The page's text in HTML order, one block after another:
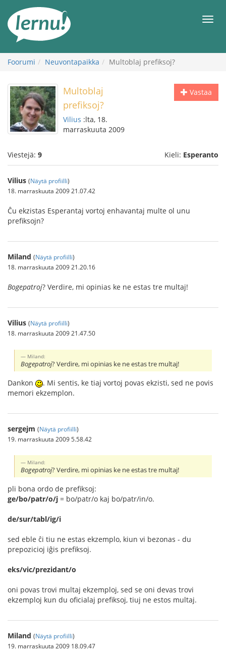
sisältöön
Foorumi Neuvontapaikka Multoblaj prefiksoj?
Vastaa
Multoblaj
prefiksoj?
Vilius :lta, 18.
marraskuuta 2009
Viestejä: 9 Kieli: Esperanto
Vilius (Näytä profiilli)
18. marraskuuta 2009 21.07.42
Ĉu ekzistas Esperantaj vortoj enhavantaj multe ol unu
prefiksojn?
Miland (Näytä profiilli)
18. marraskuuta 2009 21.20.16
Bogepatroj? Verdire, mi opinias ke ne estas tre multaj!
Vilius (Näytä profiilli)
18. marraskuuta 2009 21.47.50
Miland:
Bogepatroj? Verdire, mi opinias ke ne estas tre multaj!
Dankon
. Mi sentis, ke tiaj vortoj povas ekzisti, sed ne povis
memori ekzemplon.
sergejm (Näytä profiilli)
19. marraskuuta 2009 5.58.42
Miland:
Bogepatroj? Verdire, mi opinias ke ne estas tre multaj!
pli bona ordo de prefiksoj:
ge/bo/patr/o/j = bo/patr/o kaj bo/patr/in/o.
de/sur/tabl/ig/i
sed eble ĉi tiu ne estas ekzemplo, kiun vi bezonas - du
prepozicioj iĝis prefiksoj.
eks/vic/prezidant/o
oni povas trovi multaj ekzemploj, sed se oni devas trovi
ekzemploj kun du oficialaj prefiksoj, tiuj ne estos multaj.
Miland (Näytä profiilli)
19. marraskuuta 2009 18.09.47